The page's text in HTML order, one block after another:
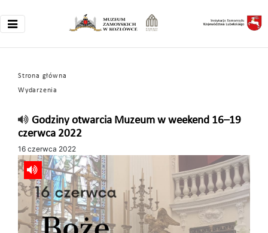
Strona główna
Wydarzenia
Godziny otwarcia Muzeum w weekend 16–19
czerwca 2022
16 czerwca 2022